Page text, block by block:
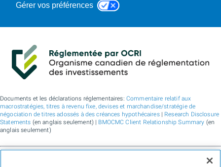
Gérer vos préférences
Documents et les déclarations réglementaires: Commentaire relatif aux
macrostratégies, titres à revenu fixe, devises et marchandise/stratégie de
négociation de titres adossés à des créances hypothécaires| Research Disclosure
Statements (en anglais seulement) | BMOCMC Client Relationship Summary (en
anglais seulement)